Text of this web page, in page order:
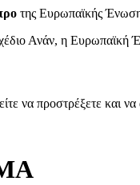
της Ευρωπαϊκής
Ανάν, η Ευρωπαϊκή
να προστρέξετε και